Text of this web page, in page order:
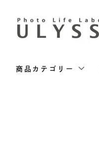
商品カテゴリー